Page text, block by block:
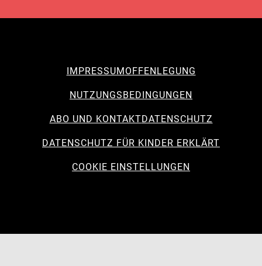
IMPRESSUMOFFENLEGUNG
NUTZUNGSBEDINGUNGEN
ABO UND KONTAKTDATENSCHUTZ
DATENSCHUTZ FÜR KINDER ERKLÄRT
COOKIE EINSTELLUNGEN